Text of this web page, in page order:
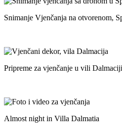
Snimanje Vjenčanja na otvorenom,
Pripreme za vjenčanje u vili Dalmaciji
Almost night in Villa Dalmatia